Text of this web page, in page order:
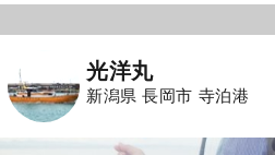
光洋丸
新潟県 長岡市 寺泊港